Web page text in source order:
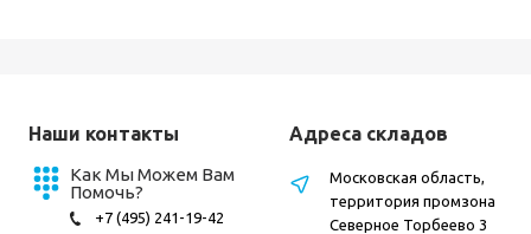
Наши контакты
Как Мы Можем Вам
Помочь?
+7 (495) 241-19-42
Адреса складов
Московская область,
территория промзона
Северное Торбеево 3